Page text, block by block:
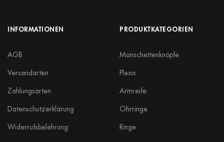
INFORMATIONEN
AGB
Versandarten
Zahlungsarten
Datenschutzerklärung
Widerrufsbelehrung
PRODUKTKATEGORIEN
Manschettenknöpfe
Plexis
Armreife
Ohrringe
Ringe